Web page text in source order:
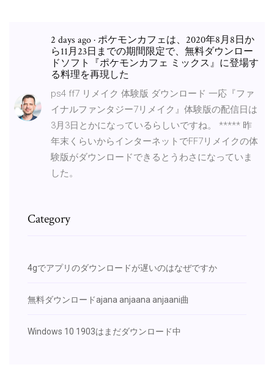
2 days ago · ポケモンカフェは、2020年8月8日か
ら11月23日までの期間限定で、無料ダウンロー
ドソフト『ポケモンカフェ ミックス』に登場す
る料理を再現した
ps4 ff7 リメイク 体験版 ダウンロード 一応『ファ
イナルファンタジー7リメイク』体験版の配信日は
3月3日とかになっているらしいですね。 ***** 昨
年末くらいからインターネットでFF7リメイクの体
験版がダウンロードできるとうわさになっていま
した。
Category
4gでアプリのダウンロードが遅いのはなぜですか
無料ダウンロードajana anjaana anjaani曲
Windows 10 1903はまだダウンロード中